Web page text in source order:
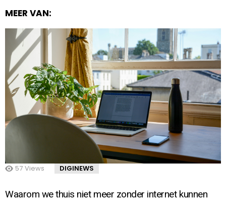
MEER VAN:
57 Views DIGINEWS
Waarom we thuis niet meer zonder internet kunnen